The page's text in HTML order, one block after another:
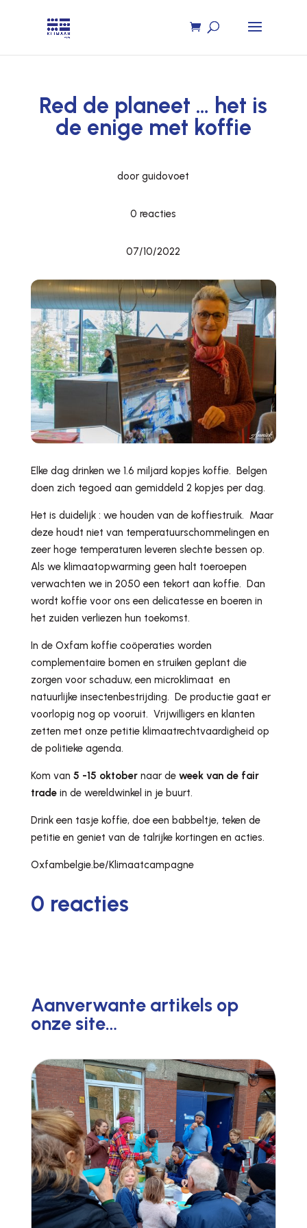
Red de planeet … het is
de enige met koffie
door guidovoet
0 reacties
07/10/2022
Elke dag drinken we 1.6 miljard kopjes koffie. Belgen
doen zich tegoed aan gemiddeld 2 kopjes per dag.
Het is duidelijk : we houden van de koffiestruik. Maar
deze houdt niet van temperatuurschommelingen en
zeer hoge temperaturen leveren slechte bessen op.
Als we klimaatopwarming geen halt toeroepen
verwachten we in 2050 een tekort aan koffie. Dan
wordt koffie voor ons een delicatesse en boeren in
het zuiden verliezen hun toekomst.
In de Oxfam koffie coöperaties worden
complementaire bomen en struiken geplant die
zorgen voor schaduw, een microklimaat en
natuurlijke insectenbestrijding. De productie gaat er
voorlopig nog op vooruit. Vrijwilligers en klanten
zetten met onze petitie klimaatrechtvaardigheid op
de politieke agenda.
Kom van 5 -15 oktobernaar de week van de fair
tradein de wereldwinkel in je buurt.
Drink een tasje koffie, doe een babbeltje, teken de
petitie en geniet van de talrijke kortingen en acties.
Oxfambelgie.be/Klimaatcampagne
0 reacties
Aanverwante artikels op
onze site…